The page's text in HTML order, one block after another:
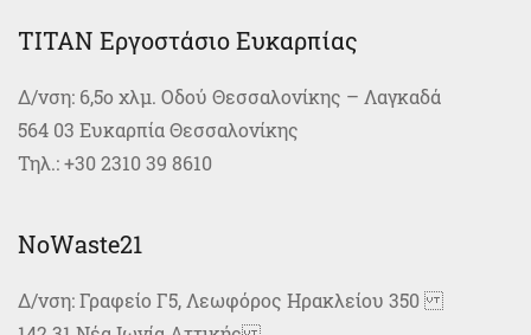
TITAN Εργοστάσιο Ευκαρπίας
Δ/νση: 6,5ο χλμ. Οδού Θεσσαλονίκης – Λαγκαδά
564 03 Ευκαρπία Θεσσαλονίκης
Τηλ.: +30 2310 39 8610
NoWaste21
Δ/νση: Γραφείο Γ5, Λεωφόρος Ηρακλείου 350